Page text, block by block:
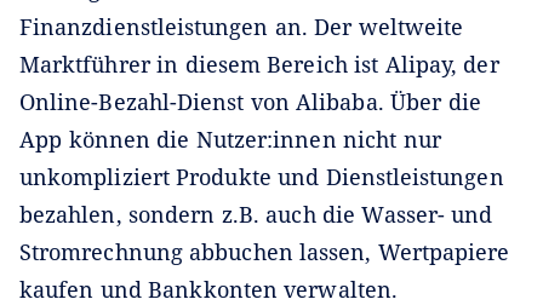
Finanzdienstleistungen an. Der weltweite
Marktführer in diesem Bereich ist Alipay, der
Online-Bezahl-Dienst von Alibaba. Über die
App können die Nutzer:innen nicht nur
unkompliziert Produkte und Dienstleistungen
bezahlen, sondern z.B. auch die Wasser- und
Stromrechnung abbuchen lassen, Wertpapiere
kaufen und Bankkonten verwalten.